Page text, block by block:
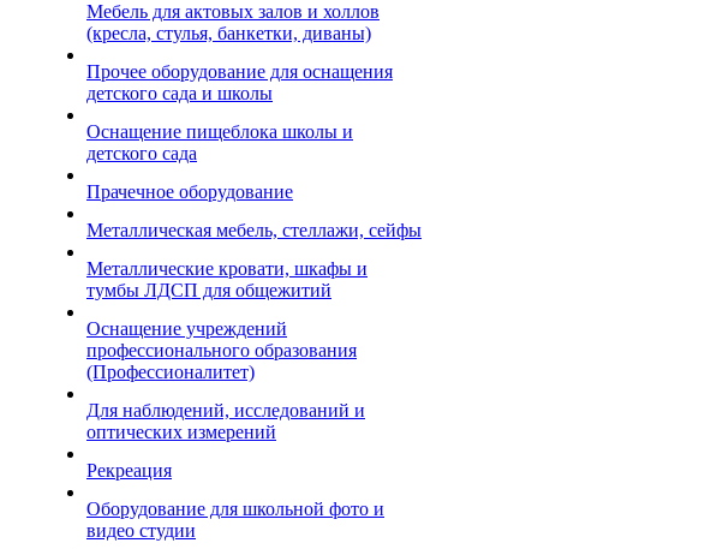
Мебель для актовых залов и холлов
(кресла, стулья, банкетки, диваны)
Прочее оборудование для оснащения
детского сада и школы
Оснащение пищеблока школы и
детского сада
Прачечное оборудование
Металлическая мебель, стеллажи, сейфы
Металлические кровати, шкафы и
тумбы ЛДСП для общежитий
Оснащение учреждений
профессионального образования
(Профессионалитет)
Для наблюдений, исследований и
оптических измерений
Рекреация
Оборудование для школьной фото и
видео студии